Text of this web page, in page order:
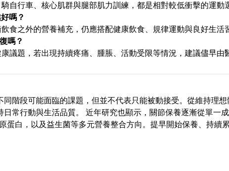
自行車、核心肌群與腿部肌力訓練，都是相對較低衝擊的運動
嗎？
食之外的營養補充，仍應搭配健康飲食、規律運動與良好生活
嗎？
議題，若出現持續疼痛、腫脹、活動受限等情況，建議儘早
同階段可能面臨的課題，但並不代表只能被動接受。從維持理
常行動與生活品質。 近年研究也顯示，關節保養逐漸從單一
蛋白，以及益生菌等多元營養整合方向。提早開始保養、持續